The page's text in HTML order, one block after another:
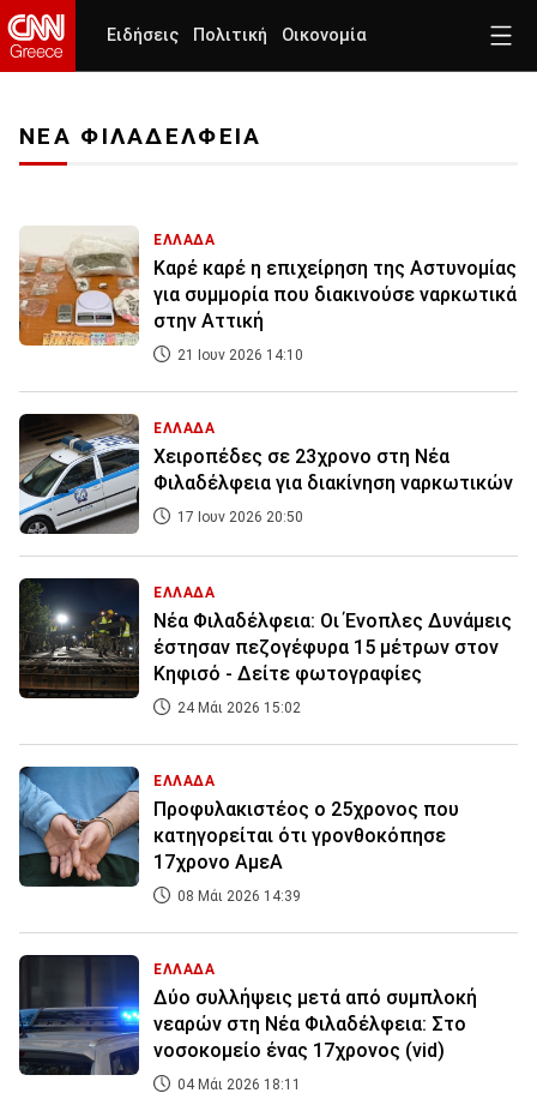
Ειδήσεις Πολιτική Οικονομία
ΝΕΑ ΦΙΛΑΔΕΛΦΕΙΑ
ΕΛΛΑΔΑ
Καρέ καρέ η επιχείρηση της Αστυνομίας
για συμμορία που διακινούσε ναρκωτικά
στην Αττική
21 Ιουν 2026 14:10
ΕΛΛΑΔΑ
Χειροπέδες σε 23χρονο στη Νέα
Φιλαδέλφεια για διακίνηση ναρκωτικών
17 Ιουν 2026 20:50
ΕΛΛΑΔΑ
Νέα Φιλαδέλφεια: Οι Ένοπλες Δυνάμεις
έστησαν πεζογέφυρα 15 μέτρων στον
Κηφισό - Δείτε φωτογραφίες
24 Μάι 2026 15:02
ΕΛΛΑΔΑ
Προφυλακιστέος ο 25χρονος που
κατηγορείται ότι γρονθοκόπησε
17χρονο ΑμεΑ
08 Μάι 2026 14:39
ΕΛΛΑΔΑ
Δύο συλλήψεις μετά από συμπλοκή
νεαρών στη Νέα Φιλαδέλφεια: Στο
νοσοκομείο ένας 17χρονος (vid)
04 Μάι 2026 18:11